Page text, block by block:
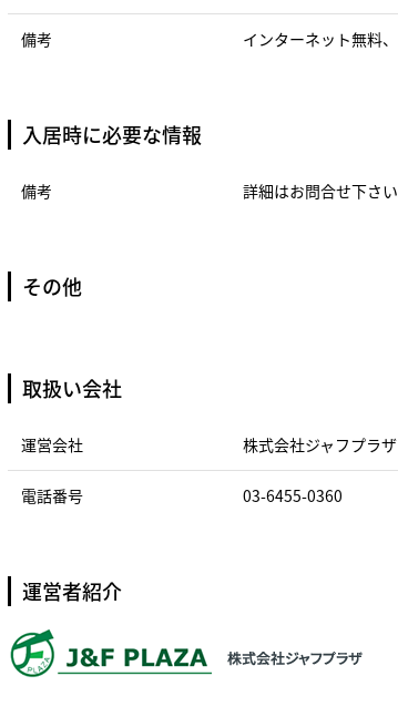
備考 インターネット無料
入居時に必要な情報
備考 詳細はお問合せ下さい
その他
取扱い会社
運営会社 株式会社ジャフプラザ
電話番号 03-6455-0360
運営者紹介